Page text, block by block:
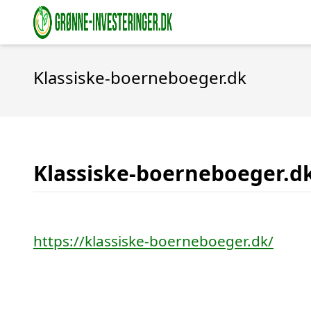
Klassiske-boerneboeger.dk
Klassiske-
https://klassiske-boerneboeger.dk/